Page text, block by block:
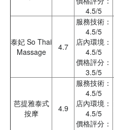
4.5/5
泰妃 So Thai
Massage
4.7
服務技術：
4.5/5
店內環境：
4.5/5
價格評分：
3.5/5
芭提雅泰式
按摩
4.9
服務技術：
4.5/5
店內環境：
4.5/5
價格評分：